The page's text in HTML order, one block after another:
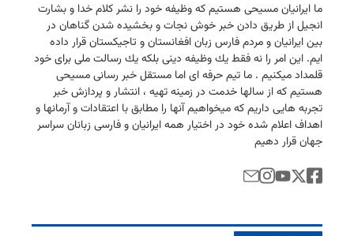
ما ایرانیان مسیحی هستیم كه وظیفه خود را نشر كلام خدا و بشارت
انجیل از طریق دادن خبر خوش نجات و بخشیده شدن گناهان در
بین ایرانیان و مردم فارس زبان افغانستان و تاجیكستان قرار داده
ایم. این امر را نه فقط یك وظیفه دینی بلكه یك رسالت ملی برای خود
قلمداد میكنیم . ما تیم حرفه ای اما مستقل خبر رسانی مسیحی
هستیم كه از سالها خدمت در زمینه تهیه ، انتشار و پردازش خبر
تجربه هایی داریم كه میخواهیم آنها را مطابق با اعتقادات و آرمانها و
اهداف اعلام شده خود در اختیار همه ایرانیان و فارسی زبانان سراسر
جهان قرار دهیم